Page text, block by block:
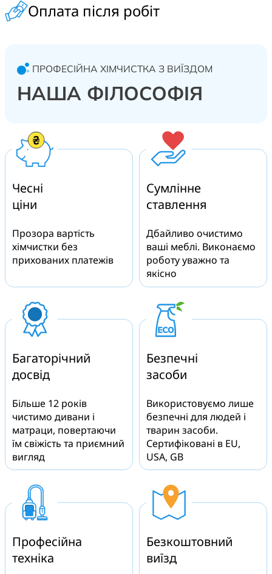
Оплата після робіт
ПРОФЕСІЙНА ХІМЧИСТКА З ВИЇЗДОМ
НАША ФІЛОСОФІЯ
Чесні
ціни
Прозора вартість
хімчистки без
прихованих платежів
Сумлінне
ставлення
Дбайливо очистимо
ваші меблі. Виконаємо
роботу уважно та
якісно
Багаторічний
досвід
Більше 12 років
чистимо дивани і
матраци, повертаючи
їм свіжість та приємний
вигляд
Безпечні
засоби
Використовуємо лише
безпечні для людей і
тварин засоби.
Сертифіковані в EU,
USA, GB
Професійна
техніка
Безкоштовний
виїзд